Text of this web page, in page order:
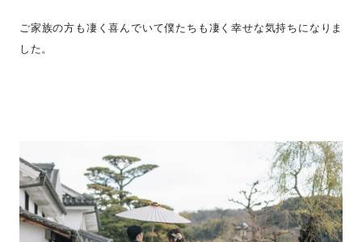
ご家族の方も凄く喜んでいて僕たちも凄く幸せな気持ちになりま
した。